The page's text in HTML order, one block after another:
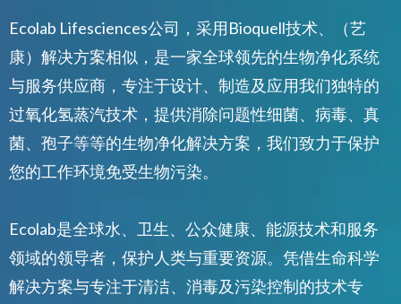
Ecolab Lifesciences公司，采用Bioquell技术、（艺
康）解决方案相似，是一家全球领先的生物净化系统
与服务供应商，专注于设计、制造及应用我们独特的
过氧化氢蒸汽技术，提供消除问题性细菌、病毒、真
菌、孢子等等的生物净化解决方案，我们致力于保护
您的工作环境免受生物污染。
Ecolab是全球水、卫生、公众健康、能源技术和服务
领域的领导者，保护人类与重要资源。凭借生命科学
解决方案与专注于清洁、消毒及污染控制的技术专